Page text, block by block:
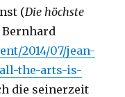
(Die höchste
2014/07/jean-
the-arts-is-
die seinerzeit